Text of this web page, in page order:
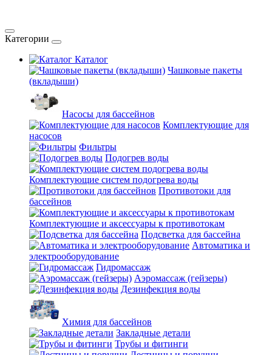
Категории
Каталог
Чашковые пакеты
(вкладыши)
Насосы для бассейнов
Комплектующие для
насосов
Фильтры
Подогрев воды
Комплектующие систем подогрева воды
Противотоки для
бассейнов
Комплектующие и аксессуары к противотокам
Подсветка для бассейна
Автоматика и
электрооборудование
Гидромассаж
Аэромассаж (гейзеры)
Дезинфекция воды
Химия для бассейнов
Закладные детали
Трубы и фитинги